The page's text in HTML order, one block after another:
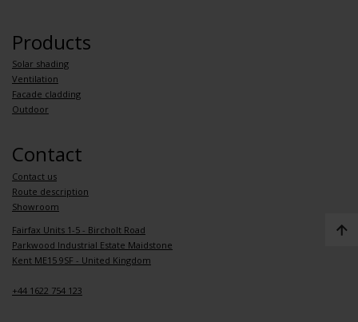
Products
Solar shading
Ventilation
Facade cladding
Outdoor
Contact
Contact us
Route description
Showroom
Fairfax Units 1-5 - Bircholt Road
Parkwood Industrial Estate Maidstone
Kent ME15 9SF - United Kingdom
+44 1622 754 123